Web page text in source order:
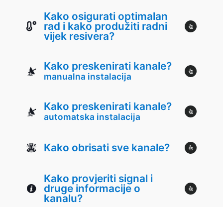
Kako osigurati optimalan
rad i kako produžiti radni
vijek resivera?
Kako preskenirati kanale?
manualna instalacija
Kako preskenirati kanale?
automatska instalacija
Kako obrisati sve kanale?
Kako provjeriti signal i
druge informacije o
kanalu?